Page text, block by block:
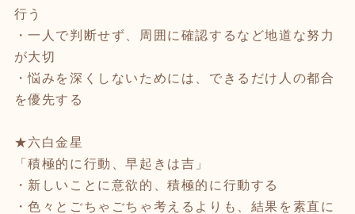
行う
・一人で判断せず、周囲に確認するなど地道な努力
が大切
・悩みを深くしないためには、できるだけ人の都合
を優先する
★六白金星
「積極的に行動、早起きは吉」
・新しいことに意欲的、積極的に行動する
・色々とごちゃごちゃ考えるよりも、結果を素直に